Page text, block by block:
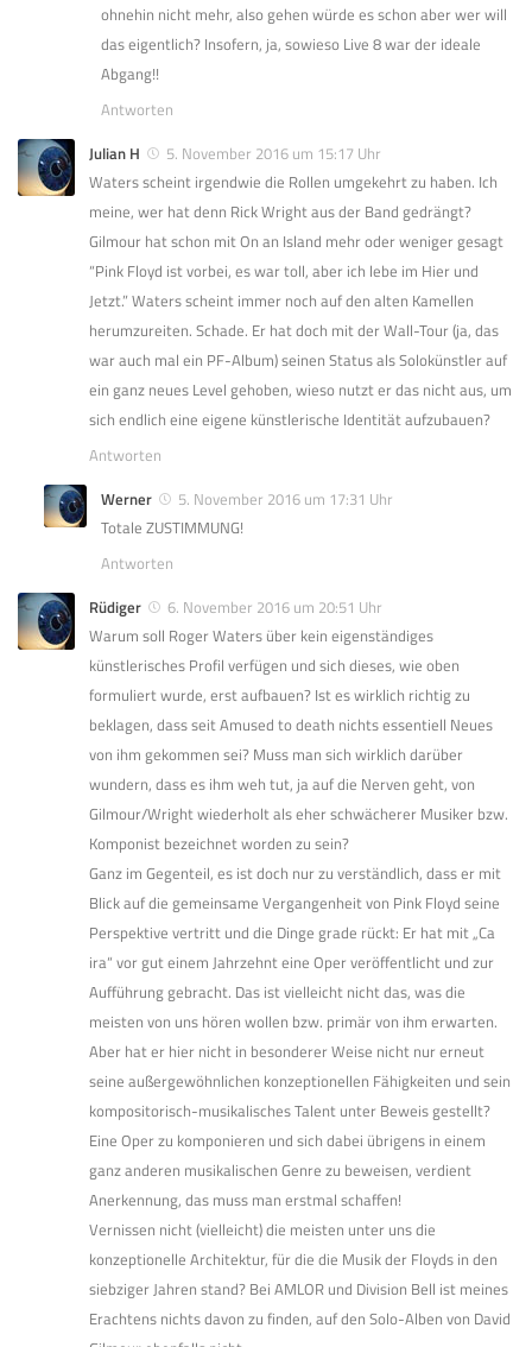
ohnehin nicht mehr, also gehen würde es schon aber wer will
das eigentlich? Insofern, ja, sowieso Live 8 war der ideale
Abgang!!
Antworten
Julian H
5. November 2016 um 15:17 Uhr
Waters scheint irgendwie die Rollen umgekehrt zu haben. Ich
meine, wer hat denn Rick Wright aus der Band gedrängt?
Gilmour hat schon mit On an Island mehr oder weniger gesagt
“Pink Floyd ist vorbei, es war toll, aber ich lebe im Hier und
Jetzt.” Waters scheint immer noch auf den alten Kamellen
herumzureiten. Schade. Er hat doch mit der Wall-Tour (ja, das
war auch mal ein PF-Album) seinen Status als Solokünstler auf
ein ganz neues Level gehoben, wieso nutzt er das nicht aus, um
sich endlich eine eigene künstlerische Identität aufzubauen?
Antworten
Werner
5. November 2016 um 17:31 Uhr
Totale ZUSTIMMUNG!
Antworten
Rüdiger
6. November 2016 um 20:51 Uhr
Warum soll Roger Waters über kein eigenständiges
künstlerisches Profil verfügen und sich dieses, wie oben
formuliert wurde, erst aufbauen? Ist es wirklich richtig zu
beklagen, dass seit Amused to death nichts essentiell Neues
von ihm gekommen sei? Muss man sich wirklich darüber
wundern, dass es ihm weh tut, ja auf die Nerven geht, von
Gilmour/Wright wiederholt als eher schwächerer Musiker bzw.
Komponist bezeichnet worden zu sein?
Ganz im Gegenteil, es ist doch nur zu verständlich, dass er mit
Blick auf die gemeinsame Vergangenheit von Pink Floyd seine
Perspektive vertritt und die Dinge grade rückt: Er hat mit „Ca
ira“ vor gut einem Jahrzehnt eine Oper veröffentlicht und zur
Aufführung gebracht. Das ist vielleicht nicht das, was die
meisten von uns hören wollen bzw. primär von ihm erwarten.
Aber hat er hier nicht in besonderer Weise nicht nur erneut
seine außergewöhnlichen konzeptionellen Fähigkeiten und sein
kompositorisch-musikalisches Talent unter Beweis gestellt?
Eine Oper zu komponieren und sich dabei übrigens in einem
ganz anderen musikalischen Genre zu beweisen, verdient
Anerkennung, das muss man erstmal schaffen!
Vernissen nicht (vielleicht) die meisten unter uns die
konzeptionelle Architektur, für die die Musik der Floyds in den
siebziger Jahren stand? Bei AMLOR und Division Bell ist meines
Erachtens nichts davon zu finden, auf den Solo-Alben von David